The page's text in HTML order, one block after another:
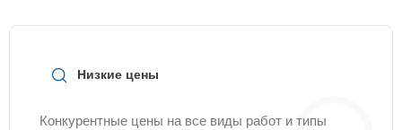
Низкие цены
Конкурентные цены на все виды работ и типы